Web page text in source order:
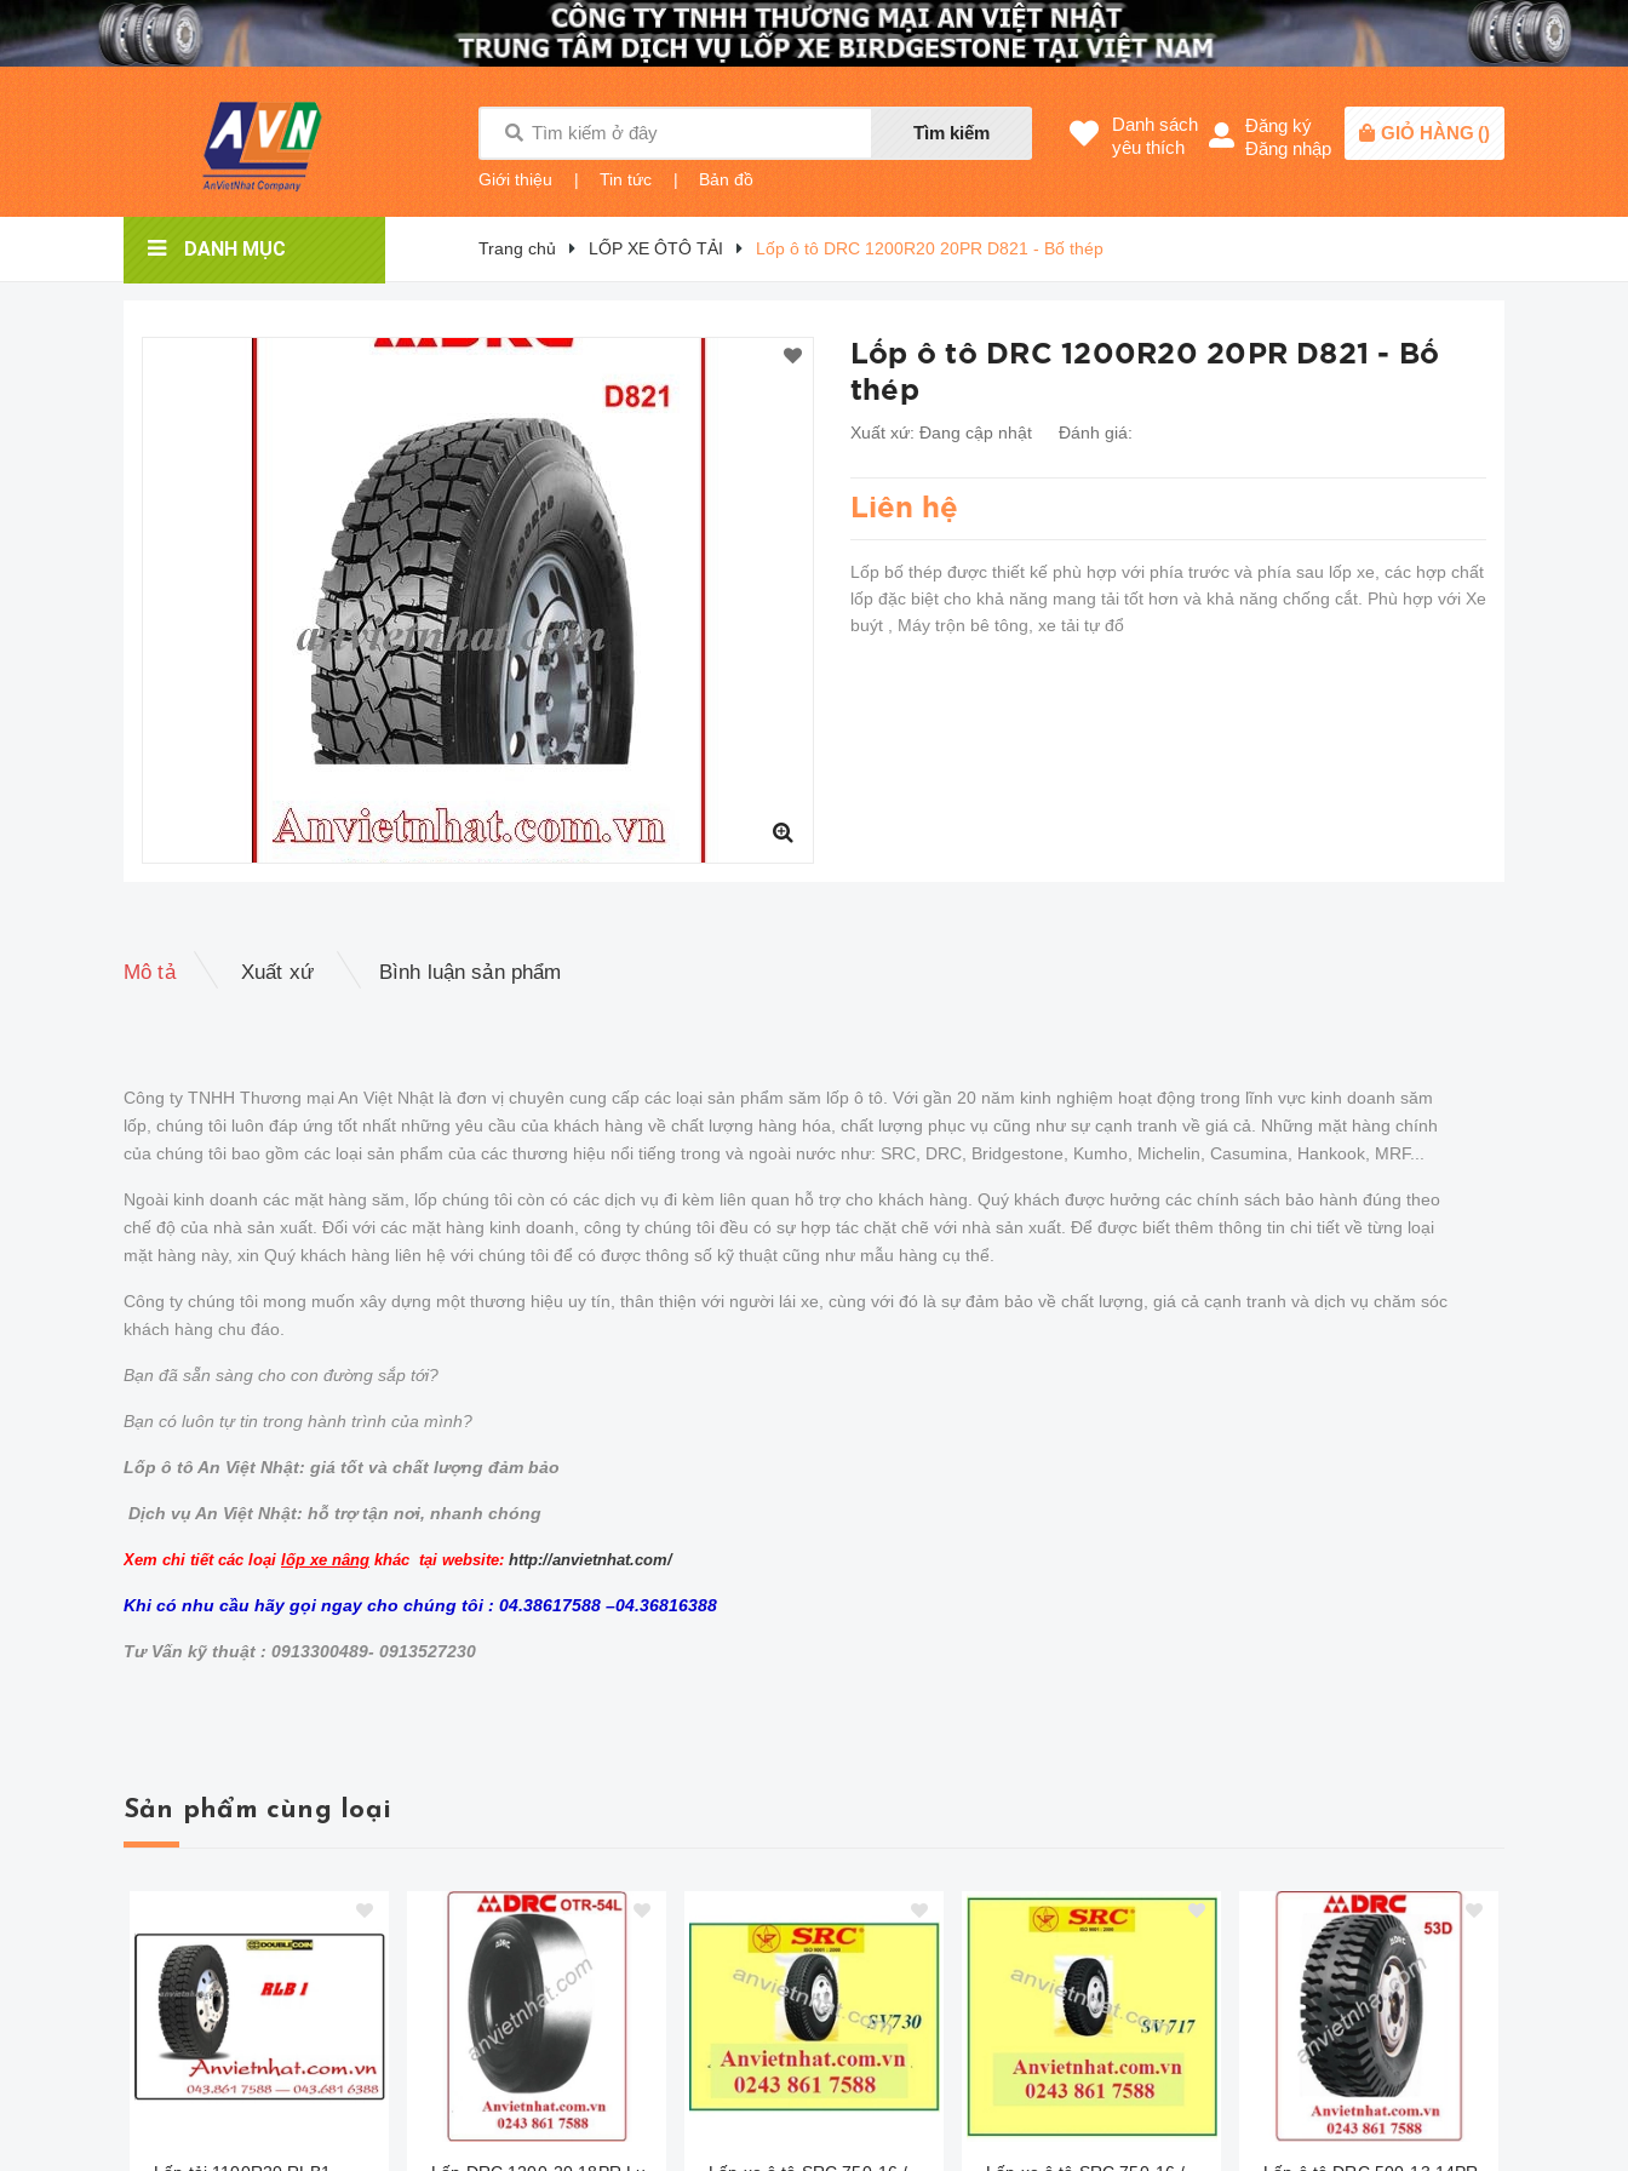
Tìm kiếm
Giới thiệu | Tin tức | Bản đồ
Danh sách
yêu thích
Đăng ký
Đăng nhập
GIỎ HÀNG ()
DANH MỤC Trang chủ LỐP XE ÔTÔ TẢI Lốp ô tô DRC 1200R20 20PR D821 - Bố thép
Lốp ô tô DRC 1200R20 20PR D821 - Bố
thép
Xuất xứ: Đang cập nhật Đánh giá:
Liên hệ
Lốp bố thép được thiết kế phù hợp với phía trước và phía sau lốp xe, các hợp chất
lốp đặc biệt cho khả năng mang tải tốt hơn và khả năng chống cắt. Phù hợp với Xe
buýt , Máy trộn bê tông, xe tải tự đổ
Mô tả Xuất xứ Bình luận sản phẩm
Công ty TNHH Thương mại An Việt Nhật là đơn vị chuyên cung cấp các loại sản phẩm săm lốp ô tô. Với gần 20 năm kinh nghiệm hoạt động trong lĩnh vực kinh doanh săm
lốp, chúng tôi luôn đáp ứng tốt nhất những yêu cầu của khách hàng về chất lượng hàng hóa, chất lượng phục vụ cũng như sự cạnh tranh về giá cả. Những mặt hàng chính
của chúng tôi bao gồm các loại sản phẩm của các thương hiệu nổi tiếng trong và ngoài nước như: SRC, DRC, Bridgestone, Kumho, Michelin, Casumina, Hankook, MRF...
Ngoài kinh doanh các mặt hàng săm, lốp chúng tôi còn có các dịch vụ đi kèm liên quan hỗ trợ cho khách hàng. Quý khách được hưởng các chính sách bảo hành đúng theo
chế độ của nhà sản xuất. Đối với các mặt hàng kinh doanh, công ty chúng tôi đều có sự hợp tác chặt chẽ với nhà sản xuất. Để được biết thêm thông tin chi tiết về từng loại
mặt hàng này, xin Quý khách hàng liên hệ với chúng tôi để có được thông số kỹ thuật cũng như mẫu hàng cụ thể.
Công ty chúng tôi mong muốn xây dựng một thương hiệu uy tín, thân thiện với người lái xe, cùng với đó là sự đảm bảo về chất lượng, giá cả cạnh tranh và dịch vụ chăm sóc
khách hàng chu đáo.
Bạn đã sẵn sàng cho con đường sắp tới?
Bạn có luôn tự tin trong hành trình của mình?
Lốp ô tô An Việt Nhật: giá tốt và chất lượng đảm bảo
Dịch vụ An Việt Nhật: hỗ trợ tận nơi, nhanh chóng
Xem chi tiết các loại lốp xe nâng khác tại website: http://anvietnhat.com/
Khi có nhu cầu hãy gọi ngay cho chúng tôi : 04.38617588 –04.36816388
Tư Vấn kỹ thuật : 0913300489- 0913527230
Sản phẩm cùng loại